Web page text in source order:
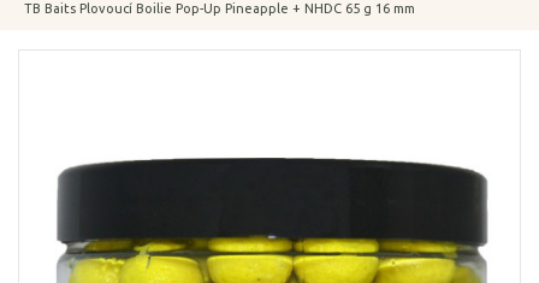
TB Baits Plovoucí Boilie Pop-Up Pineapple + NHDC 65 g 16 mm